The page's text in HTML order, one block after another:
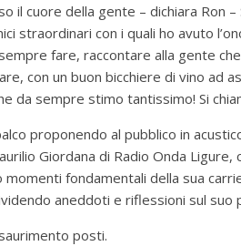
il cuore della gente – dichiara Ron
straordinari con i quali ho avuto
fare, raccontare alla gente
con un buon bicchiere di vino ad
da sempre stimo tantissimo! Si
proponendo al pubblico in
Giordana di Radio Onda Ligure,
fondamentali della sua
aneddoti e riflessioni sul
posti.